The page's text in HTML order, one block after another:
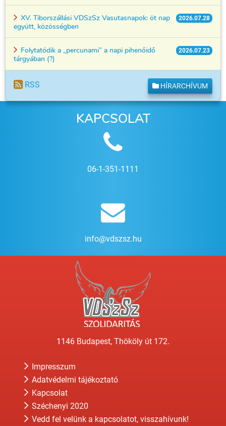
2026.07.28
XV. Tiborszállási VDSzSz Vasutasnapok: öt nap
együtt, közösségben
2026.07.23
Folytatódik a „percunami” a napi pihenőidő
tárgyában (?)
RSS HÍRARCHÍVUM
KAPCSOLAT
06-1-351-1111
info@vdszsz.hu
1146 Budapest, Thököly út 172.
Impresszum
Adatvédelmi tájékoztató
Kapcsolat
Széchenyi 2020
Vedd fel velünk a kapcsolatot, visszahívunk!